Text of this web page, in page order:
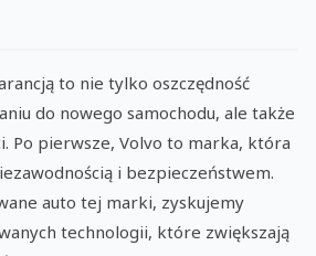
to nie tylko oszczędność
do nowego samochodu, ale także
Po pierwsze, Volvo to marka, która
i bezpieczeństwem.
auto tej marki, zyskujemy
technologii, które zwiększają